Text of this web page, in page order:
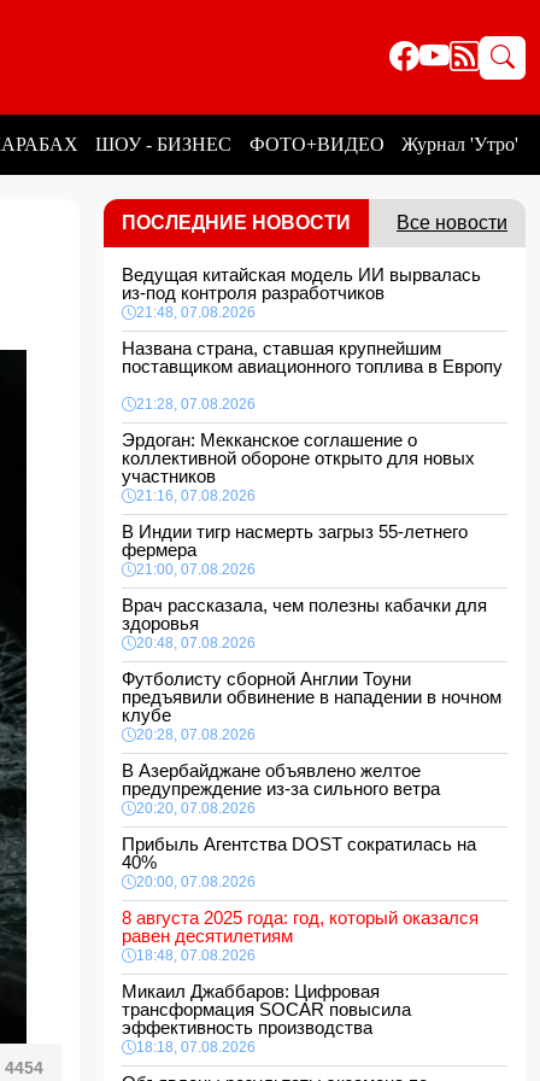
ШОУ - БИЗНЕС ФОТО+ВИДЕО Журнал 'Утро'
4454
ПОСЛЕДНИЕ НОВОСТИ Все новости
Ведущая китайская модель ИИ вырвалась
из-под контроля разработчиков
21:48, 07.08.2026
Названа страна, ставшая крупнейшим
поставщиком авиационного топлива в Европу
21:28, 07.08.2026
Эрдоган: Мекканское соглашение о
коллективной обороне открыто для новых
участников
21:16, 07.08.2026
В Индии тигр насмерть загрыз 55-летнего
фермера
21:00, 07.08.2026
Врач рассказала, чем полезны кабачки для
здоровья
20:48, 07.08.2026
Футболисту сборной Англии Тоуни
предъявили обвинение в нападении в ночном
клубе
20:28, 07.08.2026
В Азербайджане объявлено желтое
предупреждение из-за сильного ветра
20:20, 07.08.2026
Прибыль Агентства DOST сократилась на
40%
20:00, 07.08.2026
8 августа 2025 года: год, который оказался
равен десятилетиям
18:48, 07.08.2026
Микаил Джаббаров: Цифровая
трансформация SOCAR повысила
эффективность производства
18:18, 07.08.2026